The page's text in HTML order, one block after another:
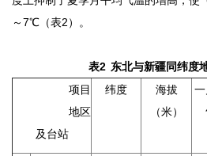
～7℃（表2）。
表2 东北与新疆同纬度
项目
地区
及台站
纬度
海拔
（米）